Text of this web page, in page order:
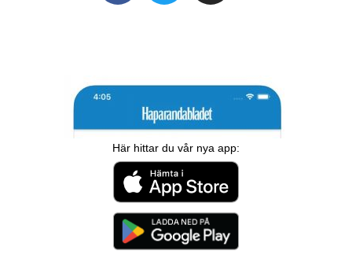
Här hittar du vår nya app: